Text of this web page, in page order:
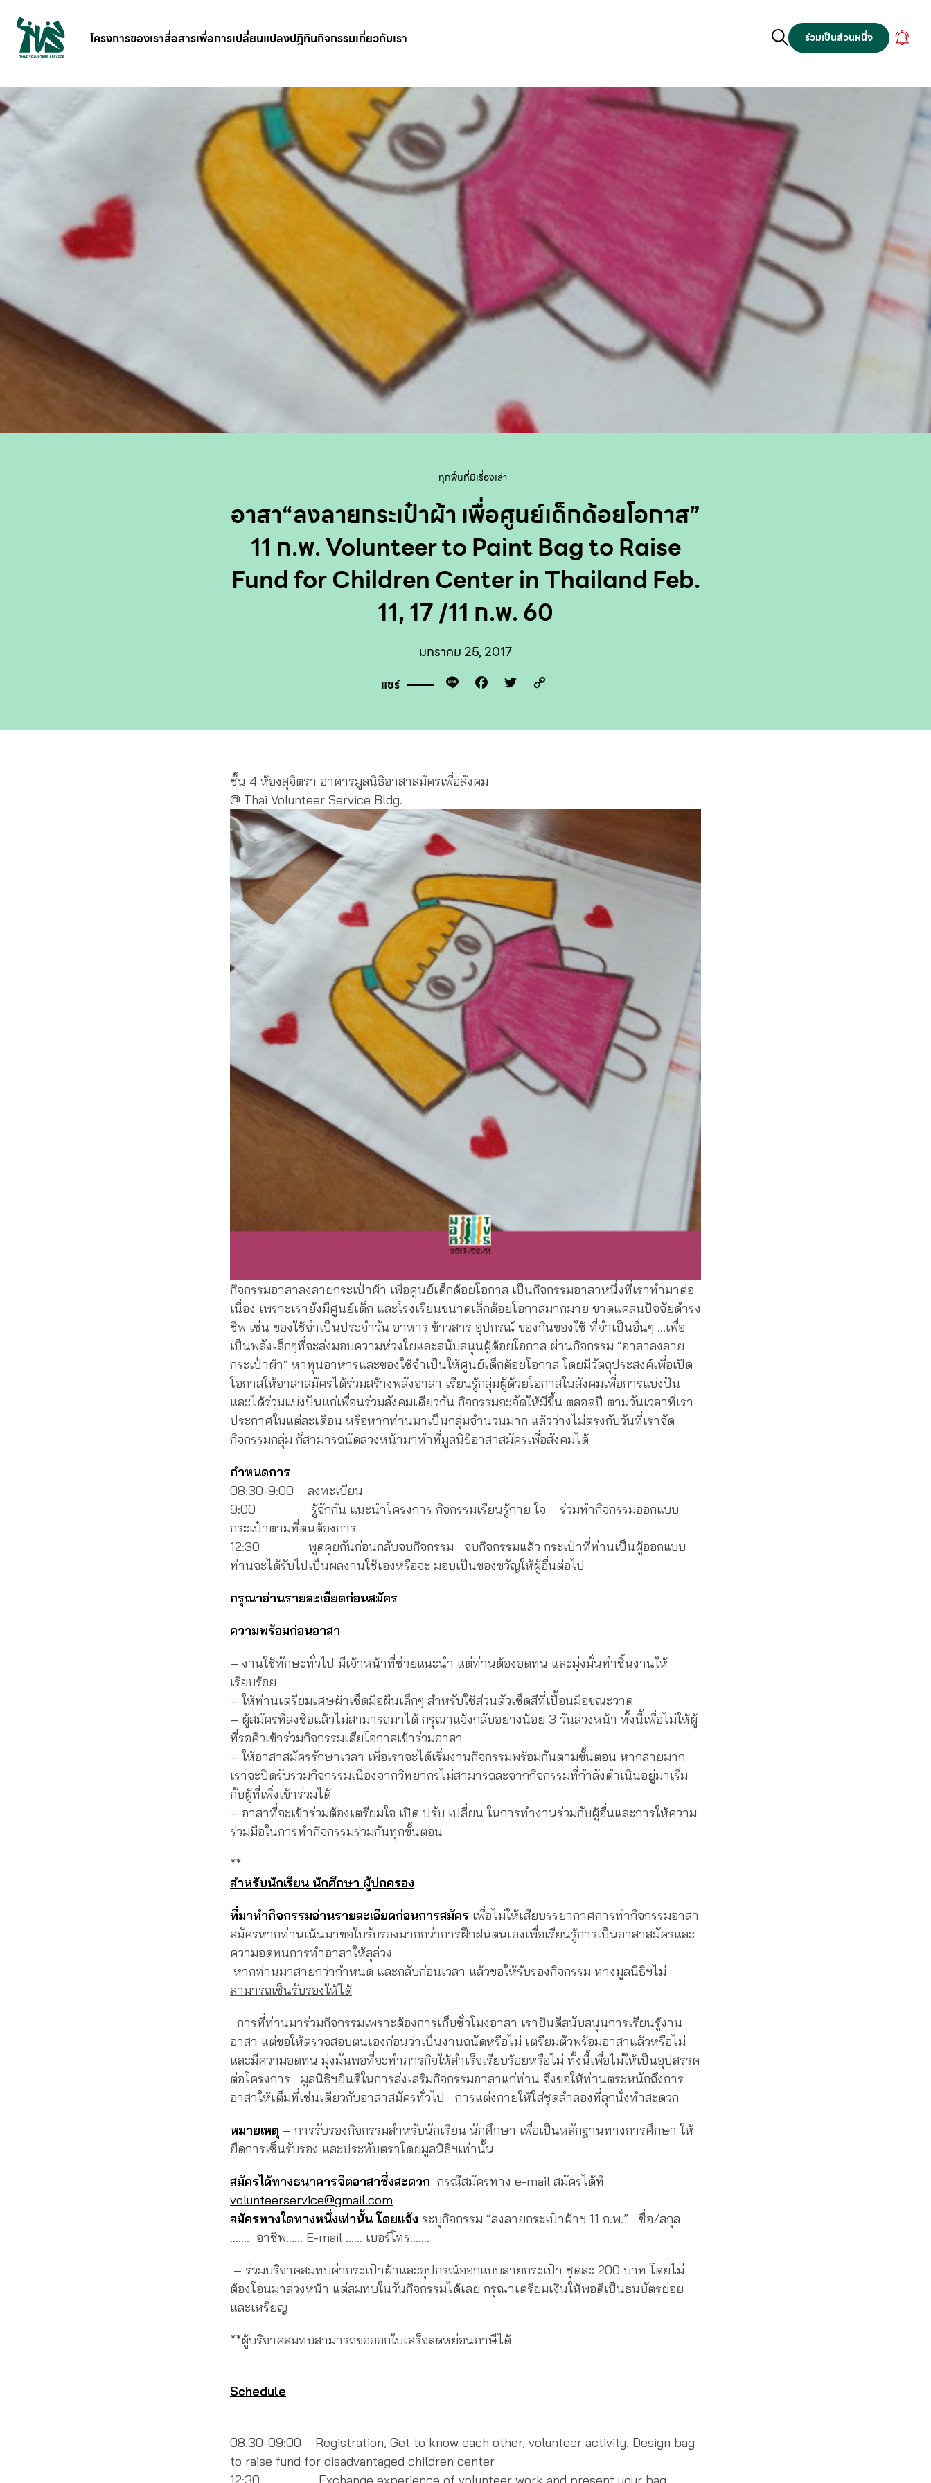
โครงการของเราสื่อสารเพื่อการเปลี่ยนแปลงปฎิทินกิจกรรมเกี่ยวกับเรา ร่วมเป็นส่วนหนึ่ง
ทุกพื้นที่มีเรื่องเล่า
อาสา“ลงลายกระเป๋าผ้า เพื่อศูนย์เด็กด้อยโอกาส”
11 ก.พ. Volunteer to Paint Bag to Raise
Fund for Children Center in Thailand Feb.
11, 17 /11 ก.พ. 60
มกราคม 25, 2017
แชร์ Line Facebook
Twitter
ชั้น 4 ห้องสุจิตรา อาคารมูลนิธิอาสาสมัครเพื่อสังคม
@ Thai Volunteer Service Bldg.
กิจกรรมอาสาลงลายกระเป๋าผ้า เพื่อศูนย์เด็กด้อยโอกาส เป็นกิจกรรมอาสาหนึ่งที่เราทำมาต่อ
เนื่อง เพราะเรายังมีศูนย์เด็ก และโรงเรียนขนาดเล็กด้อยโอกาสมากมาย ขาดแคลนปัจจัยดำรง
ชีพ เช่น ของใช้จำเป็นประจำวัน อาหาร ข้าวสาร อุปกรณ์ ของกินของใช้ ที่จำเป็นอื่นๆ …เพื่อ
เป็นพลังเล็กๆที่จะส่งมอบความห่วงใยและสนับสนุนผู้ด้อยโอกาส ผ่านกิจกรรม “อาสาลงลาย
กระเป๋าผ้า” หาทุนอาหารและของใช้จำเป็นให้ศูนย์เด็กด้อยโอกาส โดยมีวัตถุประสงค์เพื่อเปิด
โอกาสให้อาสาสมัครได้ร่วมสร้างพลังอาสา เรียนรู้กลุ่มผู้ด้วยโอกาสในสังคมเพื่อการแบ่งปัน
และได้ร่วมแบ่งปันแก่เพื่อนร่วมสังคมเดียวกัน กิจกรรมจะจัดให้มีขึ้น ตลอดปี ตามวันเวลาที่เรา
ประกาศในแต่ละเดือน หรือหากท่านมาเป็นกลุ่มจำนวนมาก แล้วว่างไม่ตรงกับวันที่เราจัด
กิจกรรมกลุ่ม ก็สามารถนัดล่วงหน้ามาทำที่มูลนิธิอาสาสมัครเพื่อสังคมได้
กำหนดการ
08:30-9:00 ลงทะเบียน
9:00 รู้จักกัน แนะนำโครงการ กิจกรรมเรียนรู้กาย ใจ ร่วมทำกิจกรรมออกแบบ
กระเป๋าตามที่ตนต้องการ
12:30 พูดคุยกันก่อนกลับจบกิจกรรม จบกิจกรรมแล้ว กระเป๋าที่ท่านเป็นผู้ออกแบบ
ท่านจะได้รับไปเป็นผลงานใช้เองหรือจะ มอบเป็นของขวัญให้ผู้อื่นต่อไป
กรุณาอ่านรายละเอียดก่อนสมัคร
ความพร้อมก่อนอาสา
– งานใช้ทักษะทั่วไป มีเจ้าหน้าที่ช่วยแนะนำ แต่ท่านต้องอดทน และมุ่งมั่นทำชิ้นงานให้
เรียบร้อย
– ให้ท่านเตรียมเศษผ้าเช็ดมือผืนเล็กๆ สำหรับใช้ส่วนตัวเช็ดสีที่เปื้อนมือขณะวาด
– ผู้สมัครที่ลงชื่อแล้วไม่สามารถมาได้ กรุณาแจ้งกลับอย่างน้อย 3 วันล่วงหน้า ทั้งนี้เพื่อไม่ให้ผู้
ที่รอคิวเข้าร่วมกิจกรรมเสียโอกาสเข้าร่วมอาสา
– ให้อาสาสมัครรักษาเวลา เพื่อเราจะได้เริ่มงานกิจกรรมพร้อมกันตามขั้นตอน หากสายมาก
เราจะปิดรับร่วมกิจกรรมเนื่องจากวิทยากรไม่สามารถละจากกิจกรรมที่กำลังดำเนินอยู่มาเริ่ม
กับผู้ที่เพิ่งเข้าร่วมได้
– อาสาที่จะเข้าร่วมต้องเตรียมใจ เปิด ปรับ เปลี่ยน ในการทำงานร่วมกับผู้อื่นและการให้ความ
ร่วมมือในการทำกิจกรรมร่วมกันทุกขั้นตอน
**
สำหรับนักเรียน นักศึกษา ผู้ปกครอง
ที่มาทำกิจกรรมอ่านรายละเอียดก่อนการสมัคร เพื่อไม่ให้เสียบรรยากาศการทำกิจกรรมอาสา
สมัครหากท่านเน้นมาขอใบรับรองมากกว่าการฝึกฝนตนเองเพื่อเรียนรู้การเป็นอาสาสมัครและ
ความอดทนการทำอาสาให้ลุล่วง
หากท่านมาสายกว่ากำหนด และกลับก่อนเวลา แล้วขอให้รับรองกิจกรรม ทางมูลนิธิฯไม่
สามารถเซ็นรับรองให้ได้
การที่ท่านมาร่วมกิจกรรมเพราะต้องการเก็บชั่วโมงอาสา เรายินดีสนับสนุนการเรียนรู้งาน
อาสา แต่ขอให้ตรวจสอบตนเองก่อนว่าเป็นงานถนัดหรือไม่ เตรียมตัวพร้อมอาสาแล้วหรือไม่
และมีความอดทน มุ่งมั่นพอที่จะทำภารกิจให้สำเร็จเรียบร้อยหรือไม่ ทั้งนี้เพื่อไม่ให้เป็นอุปสรรค
ต่อโครงการ มูลนิธิฯยินดีในการส่งเสริมกิจกรรมอาสาแก่ท่าน จึงขอให้ท่านตระหนักถึงการ
อาสาให้เต็มที่เช่นเดียวกับอาสาสมัครทั่วไป การแต่งกายให้ใส่ชุดลำลองที่ลุกนั่งทำสะดวก
หมายเหตุ – การรับรองกิจกรรมสำหรับนักเรียน นักศึกษา เพื่อเป็นหลักฐานทางการศึกษา ให้
ยืดการเซ็นรับรอง และประทับตราโดยมูลนิธิฯเท่านั้น
สมัครได้ทางธนาคารจิตอาสาซึ่งสะดวก กรณีสมัครทาง e-mail สมัครได้ที่
volunteerservice@gmail.com
สมัครทางใดทางหนึ่งเท่านั้น โดยแจ้ง ระบุกิจกรรม “ลงลายกระเป๋าผ้าฯ 11 ก.พ.” ชื่อ/สกุล
……. อาชีพ…… E-mail …… เบอร์โทร…….
– ร่วมบริจาคสมทบค่ากระเป๋าผ้าและอุปกรณ์ออกแบบลายกระเป๋า ชุดละ 200 บาท โดยไม่
ต้องโอนมาล่วงหน้า แต่สมทบในวันกิจกรรมได้เลย กรุณาเตรียมเงินให้พอดีเป็นธนบัตรย่อย
และเหรียญ
**ผู้บริจาคสมทบสามารถขอออกใบเสร็จลดหย่อนภาษีได้
Schedule
08.30-09:00 Registration, Get to know each other, volunteer activity. Design bag
to raise fund for disadvantaged children center